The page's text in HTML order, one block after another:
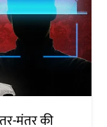
मंतर की